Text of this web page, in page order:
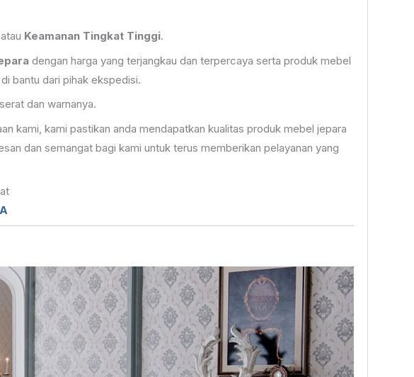
Keamanan Tingkat Tinggi.
dengan harga yang terjangkau dan terpercaya serta produk mebel
bantu dari pihak ekspedisi.
dan warnanya.
kami, kami pastikan anda mendapatkan kualitas produk mebel jepara
dan semangat bagi kami untuk terus memberikan pelayanan yang